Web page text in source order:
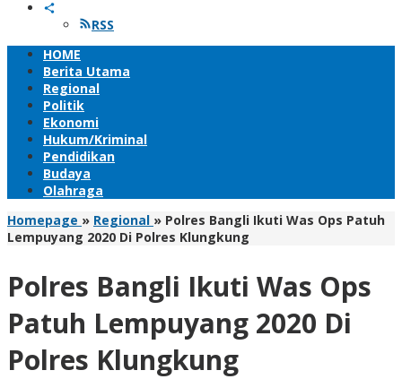
RSS
HOME
Berita Utama
Regional
Politik
Ekonomi
Hukum/Kriminal
Pendidikan
Budaya
Olahraga
Homepage » Regional » Polres Bangli Ikuti Was Ops Patuh
Lempuyang 2020 Di Polres Klungkung
Polres Bangli Ikuti Was Ops
Patuh Lempuyang 2020 Di
Polres Klungkung